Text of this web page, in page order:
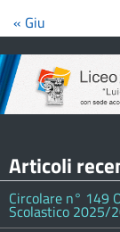
« Giu
Articoli
Circolare n° 149
Scolastico 2025/